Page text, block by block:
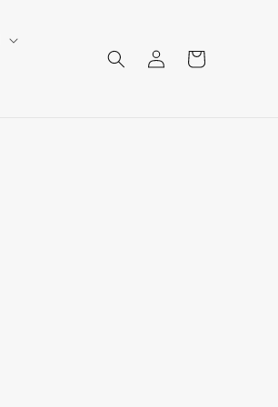
Inloggen
Winkelwagen